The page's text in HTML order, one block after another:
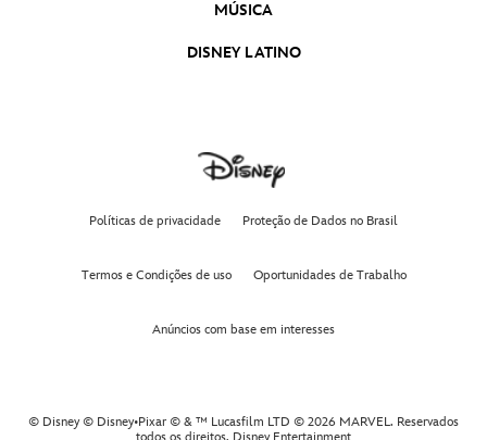
Disney Channel - Tudo isso e muito mais
episódios
MÚSICA
DISNEY LATINO
Políticas de privacidade Proteção de Dados no Brasil
Termos e Condições de uso Oportunidades de Trabalho
Anúncios com base em interesses
© Disney © Disney•Pixar © & ™ Lucasfilm LTD © 2026 MARVEL. Reservados